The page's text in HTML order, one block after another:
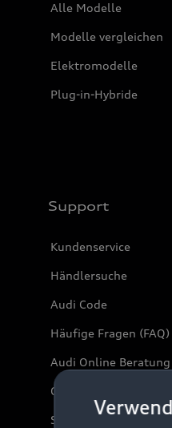
Alle Modelle
Modelle vergleichen
Elektromodelle
Plug-in-Hybride
Support
Kundenservice
Händlersuche
Audi Code
Häufige Fragen (FAQ)
Audi Online Beratung
Online-
Servicekontakt